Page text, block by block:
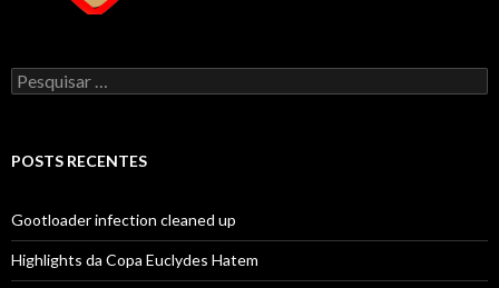
Pesquisar
por:
POSTS RECENTES
Gootloader infection cleaned up
Highlights da Copa Euclydes Hatem